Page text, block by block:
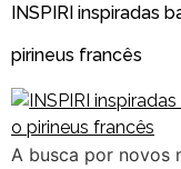
INSPIRI inspiradas
pirineus francês
A busca por novos